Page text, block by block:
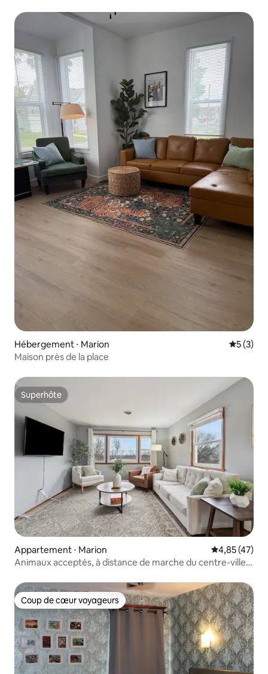
Hébergement ⋅ Marion
5 (3)
Maison près de la place
Superhôte
Superhôte
Appartement ⋅ Marion Évaluation
4,85 (47)
Animaux acceptés, à distance de marche du centre-ville
Coup de cœur voyageurs
Coup de cœur voyageurs